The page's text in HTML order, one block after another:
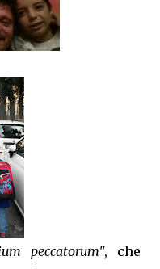
peccatorum", che